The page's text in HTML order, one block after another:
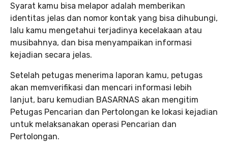
Syarat kamu bisa melapor adalah memberikan
identitas jelas dan nomor kontak yang bisa dihubungi,
lalu kamu mengetahui terjadinya kecelakaan atau
musibahnya, dan bisa menyampaikan informasi
kejadian secara jelas.
Setelah petugas menerima laporan kamu, petugas
akan memverifikasi dan mencari informasi lebih
lanjut, baru kemudian BASARNAS akan mengitim
Petugas Pencarian dan Pertolongan ke lokasi kejadian
untuk melaksanakan operasi Pencarian dan
Pertolongan.